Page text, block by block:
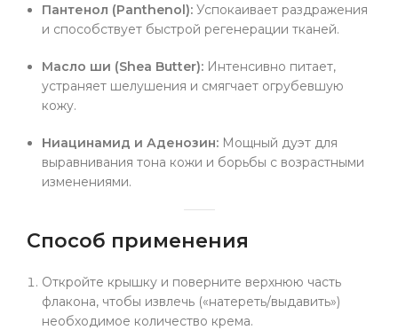
Пантенол (Panthenol): Успокаивает раздражения
и способствует быстрой регенерации тканей.
Масло ши (Shea Butter): Интенсивно питает,
устраняет шелушения и смягчает огрубевшую
кожу.
Ниацинамид и Аденозин: Мощный дуэт для
выравнивания тона кожи и борьбы с возрастными
изменениями.
Способ применения
Откройте крышку и поверните верхнюю часть
флакона, чтобы извлечь («натереть/выдавить»)
необходимое количество крема.